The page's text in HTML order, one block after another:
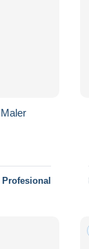
Profesional